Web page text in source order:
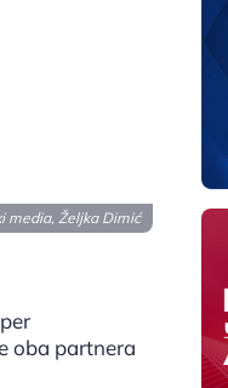
media, Željka Dimić
oba partnera